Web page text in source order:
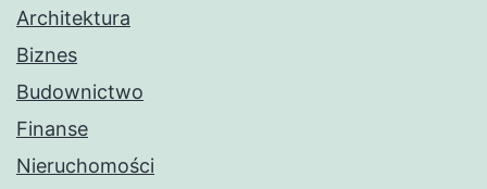
Architektura
Biznes
Budownictwo
Finanse
Nieruchomości